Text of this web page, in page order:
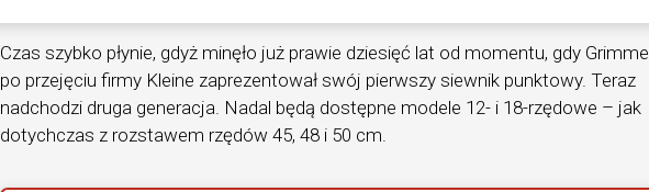
Czas szybko płynie, gdyż minęło już prawie dziesięć lat od momentu, gdy Grimme
po przejęciu firmy Kleine zaprezentował swój pierwszy siewnik punktowy. Teraz
nadchodzi druga generacja. Nadal będą dostępne modele 12- i 18-rzędowe – jak
dotychczas z rozstawem rzędów 45, 48 i 50 cm.